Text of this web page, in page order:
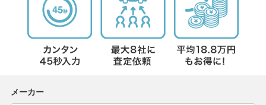
メーカー